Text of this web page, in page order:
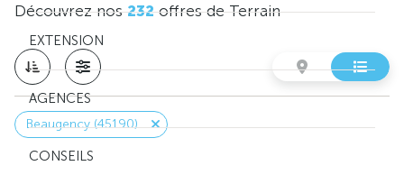
EXTENSION
AGENCES
CONSEILS
Découvrez nos232offres de Terrain
Beaugency (45190)